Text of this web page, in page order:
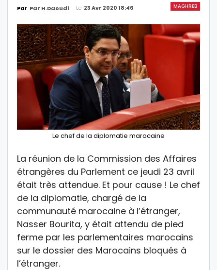
MAGHREB
Par Par H.Daoudi Le 23 Avr 2020 18:46
Le chef de la diplomatie marocaine
La réunion de la Commission des Affaires
étrangères du Parlement ce jeudi 23 avril
était très attendue. Et pour cause ! Le chef
de la diplomatie, chargé de la
communauté marocaine à l’étranger,
Nasser Bourita, y était attendu de pied
ferme par les parlementaires marocains
sur le dossier des Marocains bloqués à
l’étranger.